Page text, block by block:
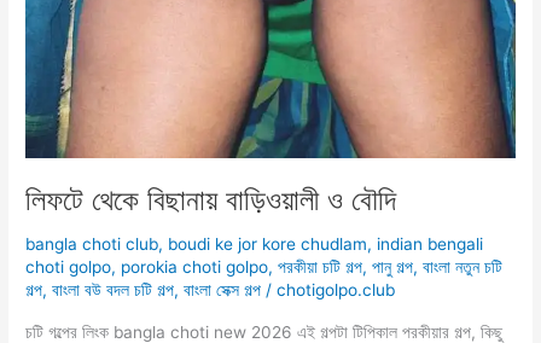
লিফটে থেকে বিছানায় বাড়িওয়ালী ও বৌদি
bangla choti club, boudi ke jor kore chudlam, indian bengali
choti golpo, porokia choti golpo,পরকীয়া চটি গল্প,পানু গল্প,বাংলা নতুন চটি
গল্প,বাংলা বউ বদল চটি গল্প,বাংলা সেক্স গল্প /chotigolpo.club
চটি গল্পের লিংক bangla choti new 2026 এই গল্পটা টিপিকাল পরকীয়ার গল্প, কিছু